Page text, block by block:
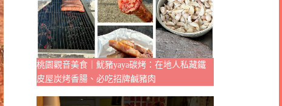
桃園觀音美食｜魷豬yaya碳烤：在地人私藏鐵
皮屋炭烤香腸、必吃招牌鹹豬肉